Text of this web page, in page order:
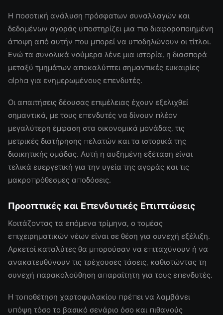
Η ποσοτική ανάλυση πρόσφατων συναλλαγών και
δεδομένων αγοράς υποστηρίζει μια πιο διαφοροποιημένη
άποψη από αυτήν που μπορεί να υποδηλώνουν οι τίτλοι.
Ενώ τα συνολικά νούμερα λένε μια ιστορία, η διασπορά
μεταξύ τμημάτων αποκαλύπτει σημαντικές ευκαιρίες
alpha για ενημερωμένους επενδυτές.
Οι απαιτήσεις δέουσας επιμέλειας έχουν εξελιχθεί
σημαντικά, με τους επενδυτές να δίνουν πλέον
μεγαλύτερη έμφαση στα οικονομικά μονάδας, τις
μετρικές διατήρησης πελατών και τα ιστορικά της
διοικητικής ομάδας. Αυτή η αυξημένη εξέταση είναι
τελικά ευεργετική για την υγεία της αγοράς και τις
μακροπρόθεσμες αποδόσεις.
Προοπτικές και Επενδυτικές Επιπτώσεις
Κοιτάζοντας τα επόμενα τρίμηνα, ο τομέας
επιχειρηματικών νέων είναι σε θέση για συνεχή εξέλιξη.
Αρκετοί καταλύτες θα μπορούσαν να επιταχύνουν ή να
ανακατευθύνουν τις τρέχουσες τάσεις, καθιστώντας τη
συνεχή παρακολούθηση απαραίτητη για τους επενδυτές.
Η τοποθέτηση χαρτοφυλακίου πρέπει να λαμβάνει
υπόψη τόσο το βασικό σενάριο όσο και πιθανούς